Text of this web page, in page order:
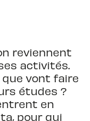
reviennent
activités.
que vont faire
études ?
en
pour qui